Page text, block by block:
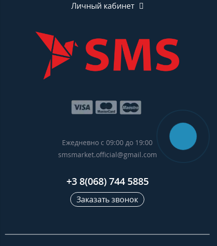
Личный кабинет
Ежедневно с 09:00 до 19:00
smsmarket.official@gmail.com
+3 8(068) 744 5885
Заказать звонок